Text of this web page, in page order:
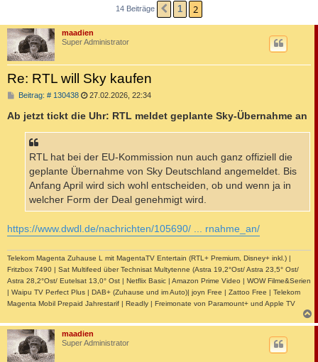
14 Beiträge VORHERIGE
1 2
maadien
Super Administrator
Re: RTL will Sky kaufen
Beitrag: # 130438B
i
t
r
27.02.2026, 22:34
Ab jetzt tickt die Uhr: RTL meldet geplante Sky-Übernahme an
RTL hat bei der EU-Kommission nun auch ganz offiziell die
geplante Übernahme von Sky Deutschland angemeldet. Bis
Anfang April wird sich wohl entscheiden, ob und wenn ja in
welcher Form der Deal genehmigt wird.
https://www.dwdl.de/nachrichten/105690/ ... rnahme_an/
Telekom Magenta Zuhause L mit MagentaTV Entertain (RTL+ Premium, Disney+ inkl.) |
Fritzbox 7490 | Sat Multifeed über Technisat Multytenne (Astra 19,2°Ost/ Astra 23,5° Ost/
Astra 28,2°Ost/ Eutelsat 13,0° Ost | Netflix Basic | Amazon Prime Video | WOW Filme&Serien
| Waipu TV Perfect Plus | DAB+ (Zuhause und im Auto)| joyn Free | Zattoo Free | Telekom
Magenta Mobil Prepaid Jahrestarif | Readly | Freimonate von Paramount+ und Apple TV
a
maadien
Super Administrator